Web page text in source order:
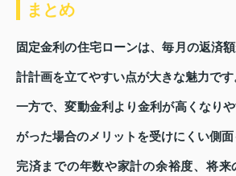
まとめ
固定金利の住宅ローンは、毎月の返済
計計画を立てやすい点が大きな魅力です
一方で、変動金利より金利が高くなり
がった場合のメリットを受けにくい側面
完済までの年数や家計の余裕度、将来